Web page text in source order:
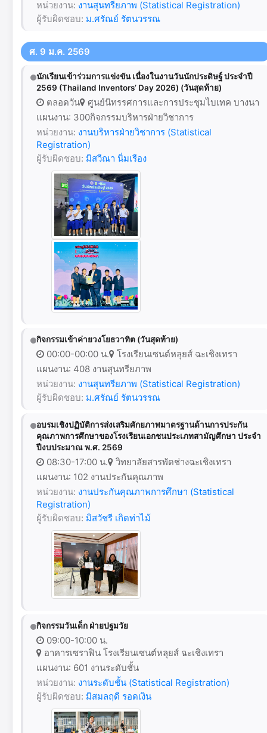
หน่วยงาน: งานสุนทรียภาพ (Statistical Registration)
ผู้รับผิดชอบ: ม.ศรัณย์ รัตนวรรณ
ศ. 9 ม.ค. 2569
นักเรียนเข้าร่วมการแข่งขัน เนื่องในงานวันนักประดิษฐ์ ประจำปี
2569 (Thailand Inventors’ Day 2026) (วันสุดท้าย)
ตลอดวัน
ศูนย์นิทรรศการและการประชุมไบเทค บางนา
แผนงาน: 300กิจกรรมบริหารฝ่ายวิชาการ
หน่วยงาน: งานบริหารฝ่ายวิชาการ (Statistical
Registration)
ผู้รับผิดชอบ: มิสวีณา นิ่มเรือง
กิจกรรมเข้าค่ายวงโยธวาทิต (วันสุดท้าย)
00:00-00:00 น.
โรงเรียนเซนต์หลุยส์ ฉะเชิงเทรา
แผนงาน: 408 งานสุนทรียภาพ
หน่วยงาน: งานสุนทรียภาพ (Statistical Registration)
ผู้รับผิดชอบ: ม.ศรัณย์ รัตนวรรณ
อบรมเชิงปฏิบัติการส่งเสริมศักยภาพมาตรฐานด้านการประกัน
คุณภาพการศึกษาของโรงเรียนเอกชนประเภทสามัญศึกษา ประจำ
ปีงบประมาณ พ.ศ. 2569
08:30-17:00 น.
วิทยาลัยสารพัดช่างฉะเชิงเทรา
แผนงาน: 102 งานประกันคุณภาพ
หน่วยงาน: งานประกันคุณภาพการศึกษา (Statistical
Registration)
ผู้รับผิดชอบ: มิสวัชรี เกิดท่าไม้
กิจกรรมวันเด็ก ฝ่ายปฐมวัย
09:00-10:00 น.
อาคารเซราฟิน โรงเรียนเซนต์หลุยส์ ฉะเชิงเทรา
แผนงาน: 601 งานระดับชั้น
หน่วยงาน: งานระดับชั้น (Statistical Registration)
ผู้รับผิดชอบ: มิสมลฤดี รอดเงิน